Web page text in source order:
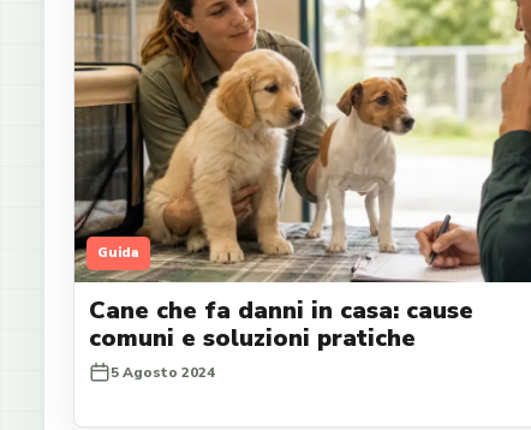
Guida
Cane che fa danni in casa: cause
comuni e soluzioni pratiche
5 Agosto 2024